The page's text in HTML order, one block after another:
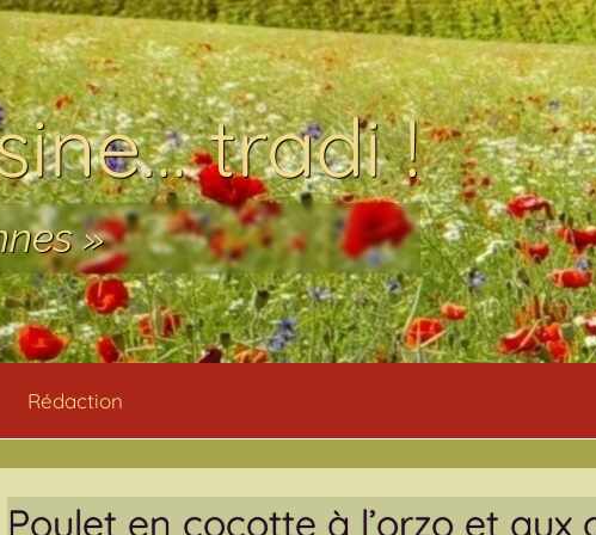
tradi !
»
Rédaction
Poulet en cocotte à l’orzo et aux